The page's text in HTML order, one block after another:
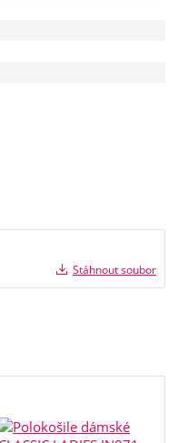
Stáhnout soubor